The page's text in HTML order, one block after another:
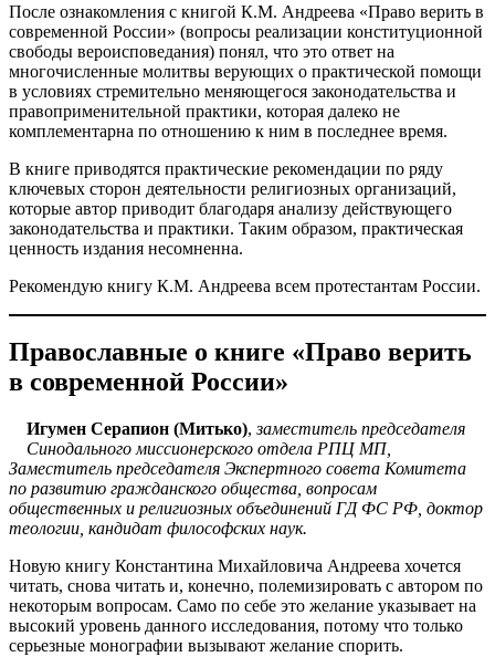
После ознакомления с книгой К.М. Андреева «Право верить в
современной России» (вопросы реализации конституционной
свободы вероисповедания) понял, что это ответ на
многочисленные молитвы верующих о практической помощи
в условиях стремительно меняющегося законодательства и
правоприменительной практики, которая далеко не
комплементарна по отношению к ним в последнее время.
В книге приводятся практические рекомендации по ряду
ключевых сторон деятельности религиозных организаций,
которые автор приводит благодаря анализу действующего
законодательства и практики. Таким образом, практическая
ценность издания несомненна.
Рекомендую книгу К.М. Андреева всем протестантам России.
Православные о книге «Право верить
в современной России»
Игумен Серапион (Митько),заместитель председателя
Синодального миссионерского отдела РПЦ МП,
Заместитель председателя Экспертного совета Комитета
по развитию гражданского общества, вопросам
общественных и религиозных объединений ГД ФС РФ, доктор
теологии, кандидат философских наук.
Новую книгу Константина Михайловича Андреева хочется
читать, снова читать и, конечно, полемизировать с автором по
некоторым вопросам. Само по себе это желание указывает на
высокий уровень данного исследования, потому что только
серьезные монографии вызывают желание спорить.